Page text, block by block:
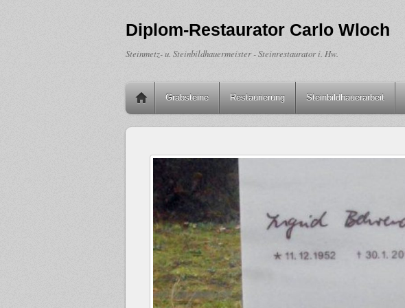
Diplom-Restaurator Carlo Wloch
Steinmetz- u. Steinbildhauermeister - Steinrestaurator i. Hw.
Grabsteine Restaurierung Steinbildhauerarbeit